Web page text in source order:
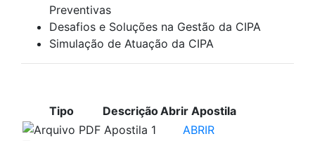
Preventivas
Desafios e Soluções na Gestão da CIPA
Simulação de Atuação da CIPA
Tipo DescriçãoAbrir Apostila
Apostila 1
ABRIR